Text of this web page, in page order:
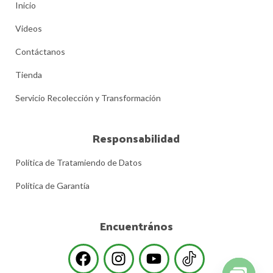
Inicio
Videos
Contáctanos
Tienda
Servicio Recolección y Transformación
Responsabilidad
Política de Tratamiendo de Datos
Política de Garantía
Encuentrános